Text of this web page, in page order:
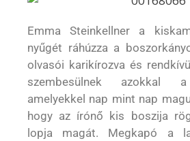
Emma Steinkellner a
nyűgét ráhúzza a
olvasói karikírozva és
szembesülnek azokkal a
amelyekkel nap mint nap
hogy az írónő kis boszija
lopja magát. Megkapó a